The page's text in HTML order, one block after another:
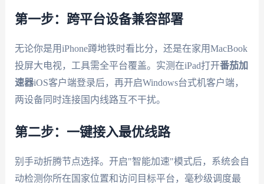
第一步：跨平台设备兼容部署
无论你是用iPhone蹲地铁时看比分，还是在家用MacBook
投屏大电视，工具需全平台覆盖。实测在iPad打开番茄加
速器iOS客户端登录后，再开启Windows台式机客户端，
两设备同时连接国内线路互不干扰。
第二步：一键接入最优线路
别手动折腾节点选择。开启"智能加速"模式后，系统会自
动检测你所在国家位置和访问目标平台，毫秒级调度最